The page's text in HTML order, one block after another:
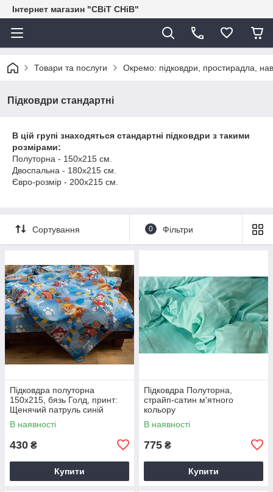
Інтернет магазин "СВіТ СНіВ"
Товари та послуги Окремо: підковдри, простирадла,
Підковдри стандартні
В цій групі знаходяться стандартні підковдри з такими
розмірами:
Полуторна - 150х215 см.
Двоспальна - 180х215 см.
Євро-розмір - 200х215 см.
Сортування 0 Фільтри
Підковдра полуторна
150х215, бязь Голд, принт:
Щенячий патруль синій
В наявності
430 ₴
Купити
Підковдра Полуторна,
страйп-сатин м'ятного
кольору
В наявності
775 ₴
Купити